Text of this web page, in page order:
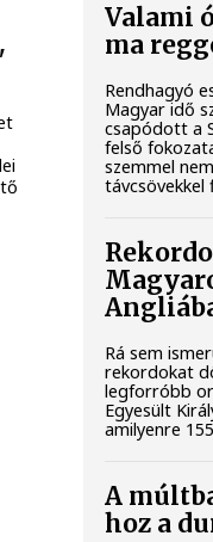
Valami
ma
Rendhagyó
Magyar idő
csapódott a
felső
szemmel
távcsövekkel
Rá sem
rekordokat
legforróbb
Egyesült
amilyenre
A
hoz a